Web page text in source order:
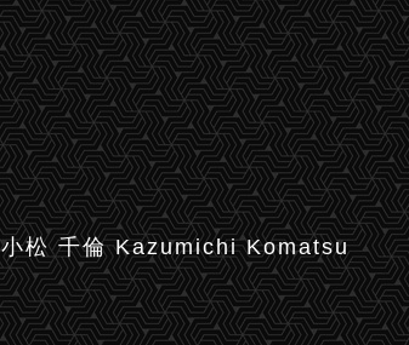
小松 千倫 Kazumichi Komatsu